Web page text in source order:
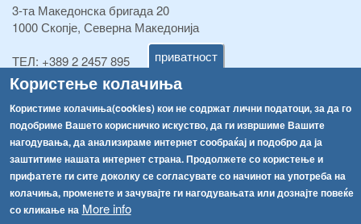
приватност
Користење колачиња
Користиме колачиња(cookies) кои не содржат лични податоци, за да го
подобриме Вашето корисничко искуство, да ги извршиме Вашите
нагодувања, да анализираме интернет сообраќај и подобро да ја
заштитиме нашата интернет страна. Продолжете со користење и
прифатете ги сите доколку се согласувате со начинот на употреба на
колачиња, променете и зачувајте ги нагодувањата или дознајте повеќе
со кликање на More info
3-та Македонска бригада 20
1000 Скопје, Северна Македонија
ТЕЛ: +389 2 2457 895
ТЕЛ:+389 2 2457 873
Факс:+389 2 2457 893
Факс:+389 2 2457 871
info@fva.gov.mk
[АХВ-претходна страна]
Соопштенија
Република Бугарија ги засили официјалните контроли при увоз на свежо овошје и зеленчук
Навигација
Архива